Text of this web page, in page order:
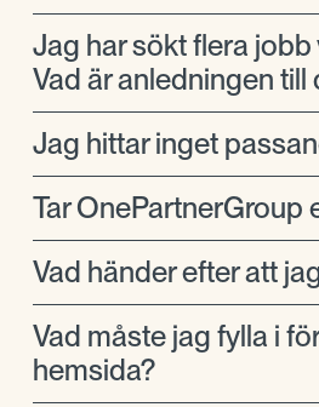
Jag har sökt flera
Vad är anledningen till
Jag hittar inget
Tar OnePartnerGroup
Vad händer efter att
Vad måste jag fylla i
hemsida?